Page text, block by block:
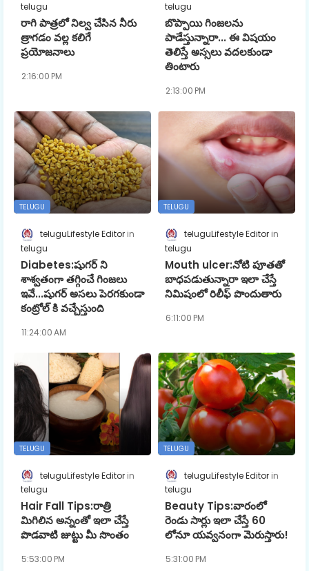
telugu
రాగి పాత్రలో నిల్వ చేసిన నీరు
త్రాగడం వల్ల కలిగే
ప్రయోజనాలు
2:16:00 PM
telugu
బొప్పాయి గింజలను
పాడేస్తున్నారా... ఈ విషయం
తెలిస్తే అస్సలు వదలకుండా
తింటారు
2:13:00 PM
TELUGU
teluguLifestyle Editor
telugu
Diabetes:షుగర్ ని
శాశ్వతంగా తగ్గించే గింజలు
ఇవే...షుగర్ అసలు పెరగకుండా
కంట్రోల్ కి వచ్చేస్తుంది
11:24:00 AM
TELUGU
teluguLifestyle Editor
telugu
Mouth ulcer:నోటి పూతతో
బాధపడుతున్నారా ఇలా చేస్తే
నిమిషంలో రిలీఫ్ పొందుతారు
6:11:00 PM
TELUGU
teluguLifestyle Editor
telugu
Hair Fall Tips:రాత్రి
మిగిలిన అన్నంతో ఇలా చేస్తే
పొడవాటి జుట్టు మీ సొంతం
5:53:00 PM
TELUGU
teluguLifestyle Editor
telugu
Beauty Tips:వారంలో
రెండు సార్లు ఇలా చేస్తే 60
లోనూ యవ్వ‌నంగా మెరుస్తారు!
5:31:00 PM